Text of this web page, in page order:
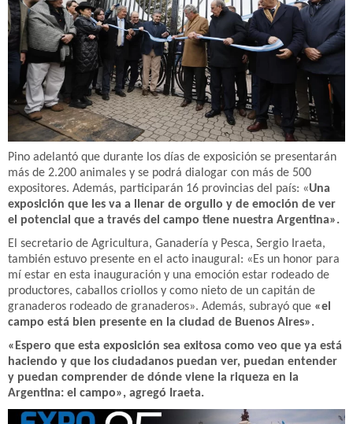
Pino adelantó que durante los días de exposición se presentarán
más de 2.200 animales y se podrá dialogar con más de 500
expositores. Además, participarán 16 provincias del país: «Una
exposición que les va a llenar de orgullo y de emoción de ver
el potencial que a través del campo tiene nuestra Argentina».
El secretario de Agricultura, Ganadería y Pesca, Sergio Iraeta,
también estuvo presente en el acto inaugural: «Es un honor para
mí estar en esta inauguración y una emoción estar rodeado de
productores, caballos criollos y como nieto de un capitán de
granaderos rodeado de granaderos». Además, subrayó que «el
campo está bien presente en la ciudad de Buenos Aires».
«Espero que esta exposición sea exitosa como veo que ya está
haciendo y que los ciudadanos puedan ver, puedan entender
y puedan comprender de dónde viene la riqueza en la
Argentina: el campo», agregó Iraeta.